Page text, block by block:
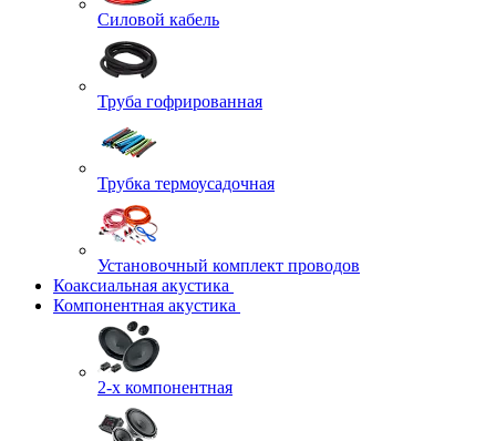
Силовой кабель
Труба гофрированная
Трубка термоусадочная
Установочный комплект проводов
Коаксиальная акустика
Компонентная акустика
2-х компонентная